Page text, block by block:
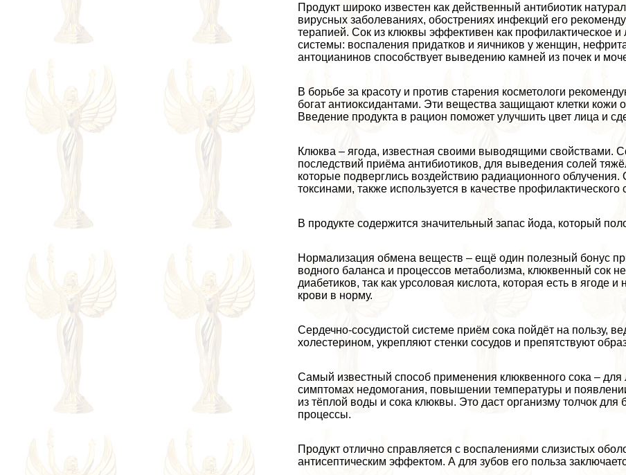
Продукт широко известен как действенный антибиотик
вирусных заболеваниях, обострениях инфекций его
терапией. Сок из клюквы эффективен как профилактическое
системы: воспаления придатков и яичников у женщин,
антоцианинов способствует выведению камней из почек и
В борьбе за красоту и против старения косметологи
богат антиоксидантами. Эти вещества защищают клетки кожи
Введение продукта в рацион поможет улучшить цвет лица и
Клюква – ягода, известная своими выводящими свойствами.
последствий приёма антибиотиков, для выведения солей
которые подверглись воздействию радиационного
токсинами, также используется в качестве
В продукте содержится значительный запас йода, который
Нормализация обмена веществ – ещё один полезный бонус
водного баланса и процессов метаболизма, клюквенный сок
диабетиков, так как урсоловая кислота, которая есть в ягоде
крови в норму.
Сердечно-сосудистой системе приём сока пойдёт на пользу,
холестерином, укрепляют стенки сосудов и препятствуют
Самый известный способ применения клюквенного сока –
симптомах недомогания, повышении температуры и
из тёплой воды и сока клюквы. Это даст организму толчок
процессы.
Продукт отлично справляется с воспалениями слизистых
антисептическим эффектом. А для зубов его польза